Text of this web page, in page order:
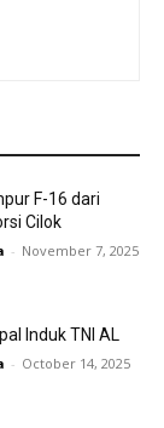
F-16 dari
Cilok
- November 7, 2025
Induk TNI AL
- October 14, 2025